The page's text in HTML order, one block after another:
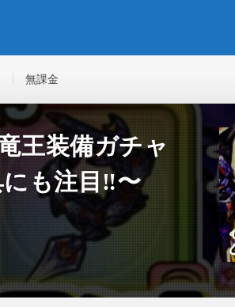
無課金
王装備ガチャ
も注目‼︎〜